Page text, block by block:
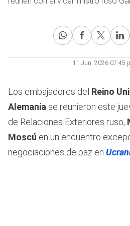
11 Jun, 2026 07:45
Los embajadores del Reino
Alemania se reunieron este
de Relaciones Exteriores ruso,
Moscú en un encuentro
negociaciones de paz en